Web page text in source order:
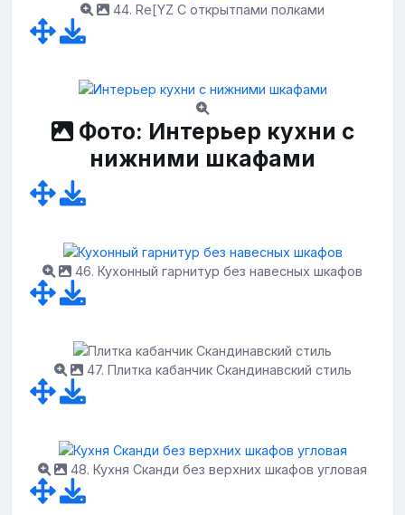
44. Re[YZ C открытпами полками
Фото: Интерьер кухни с
нижними шкафами
46. Кухонный гарнитур без навесных шкафов
47. Плитка кабанчик Скандинавский стиль
48. Кухня Сканди без верхних шкафов угловая